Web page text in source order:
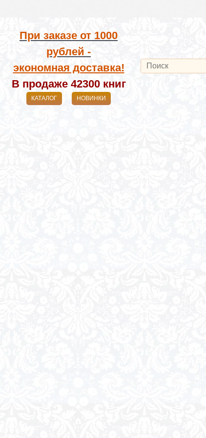
При заказе от 1000
рублей -
экономная доставка!
В продаже 42300 книг
КАТАЛОГ НОВИНКИ